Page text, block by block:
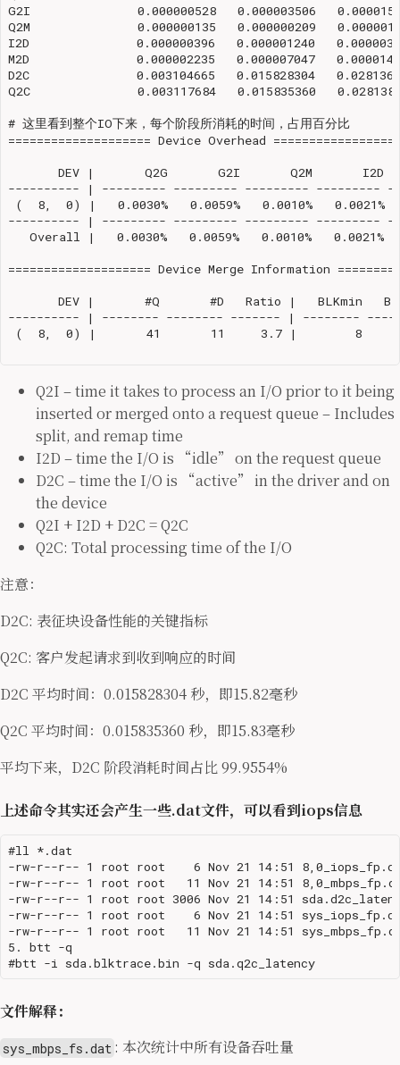
G2I               0.000000528   0.000003506
Q2M               0.000000135   0.000000209
I2D               0.000000396   0.000001240
M2D               0.000002235   0.000007047
D2C               0.003104665   0.015828304
Q2C               0.003117684   0.015835360
# 这里看到整个IO下来，每个阶段所消耗的时间，占用百分比
==================== Device Overhead
DEV |       Q2G       G2I       Q2M       I2D
---------- | --------- --------- --------- ---------
(  8,  0) |   0.0030%   0.0059%   0.0010%   0.0021%
---------- | --------- --------- --------- ---------
Overall |   0.0030%   0.0059%   0.0010%   0.0021%
==================== Device Merge Information
DEV |       #Q       #D   Ratio |   BLKmin
---------- | -------- -------- ------- | --------
(  8,  0) |       41       11     3.7 |        8
Q2I – time it takes to process an I/O prior to it being
inserted or merged onto a request queue – Includes
split, and remap time
I2D – time the I/O is “idle” on the request queue
D2C – time the I/O is “active” in the driver and on
the device
Q2I + I2D + D2C = Q2C
Q2C: Total processing time of the I/O
注意：
D2C: 表征块设备性能的关键指标
Q2C: 客户发起请求到收到响应的时间
D2C 平均时间：0.015828304 秒，即15.82毫秒
Q2C 平均时间：0.015835360 秒，即15.83毫秒
平均下来，D2C 阶段消耗时间占比 99.9554%
上述命令其实还会产生一些.dat文件，可以看到iops信息
#ll *.dat
-rw-r--r-- 1 root root    6 Nov 21 14:51
-rw-r--r-- 1 root root   11 Nov 21 14:51
-rw-r--r-- 1 root root 3006 Nov 21 14:51
-rw-r--r-- 1 root root    6 Nov 21 14:51
-rw-r--r-- 1 root root   11 Nov 21 14:51
5. btt -q
文件解释：
sys_mbps_fs.dat : 本次统计中所有设备吞吐量